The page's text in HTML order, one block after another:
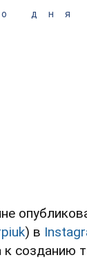
дня
) в
созданию